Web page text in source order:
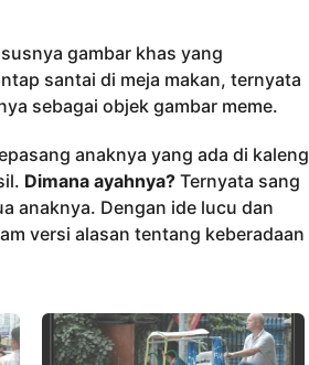
gambar khas yang
santai di meja makan, ternyata
sebagai objek gambar meme.
anaknya yang ada di kaleng
Dimana ayahnya? Ternyata sang
anaknya. Dengan ide lucu dan
versi alasan tentang keberadaan